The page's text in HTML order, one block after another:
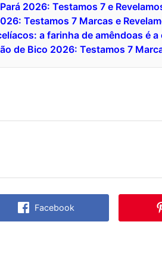
2026: Testamos 7 e
Testamos 7 Marcas e
a farinha de amêndoas é a
de Bico 2026: Testamos 7
Facebook